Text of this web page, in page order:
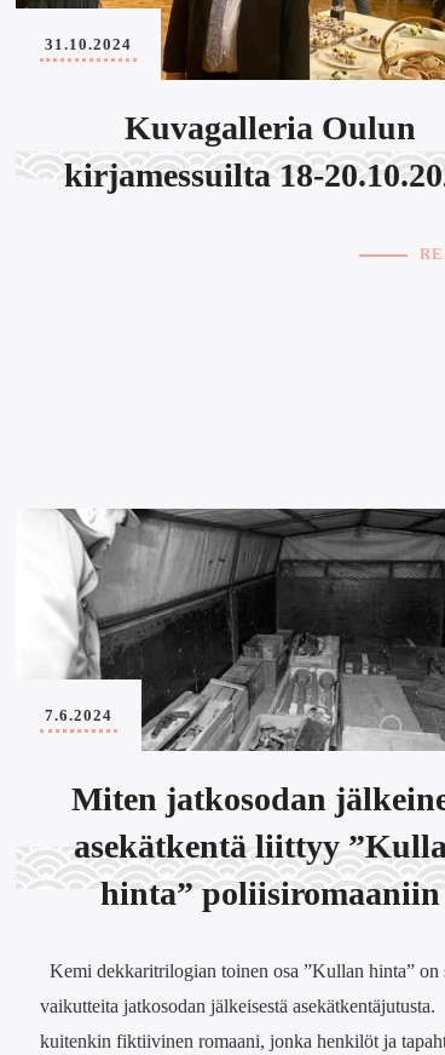
Kuvagalleria Oulun
kirjamessuilta 18-
31.10.2024
Miten jatkosodan
asekätkentä liittyy
hinta” poliisiromaaniin
Kemi dekkaritrilogian toinen osa ”Kullan hinta” on
vaikutteita jatkosodan jälkeisestä asekätkentäjutusta.
kuitenkin fiktiivinen romaani, jonka henkilöt ja
7.6.2024